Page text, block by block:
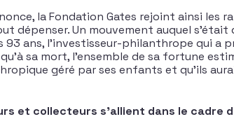
la Fondation Gates rejoint ainsi les
dépenser. Un mouvement auquel s’était
93 ans, l’investisseur-philanthrope qui a
sa mort, l’ensemble de sa fortune
géré par ses enfants et qu’ils
et collecteurs s’allient dans le cadre